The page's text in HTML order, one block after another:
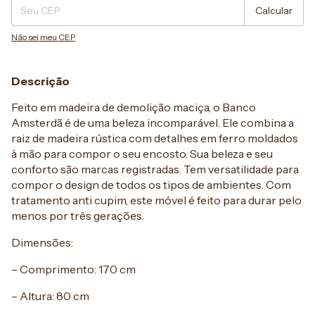
Calcular
Não sei meu CEP
Descrição
Feito em madeira de demolição maciça, o Banco
Amsterdã é de uma beleza incomparável. Ele combina a
raiz de madeira rústica com detalhes em ferro moldados
à mão para compor o seu encosto. Sua beleza e seu
conforto são marcas registradas. Tem versatilidade para
compor o design de todos os tipos de ambientes. Com
tratamento anti cupim, este móvel é feito para durar pelo
menos por três gerações.
Dimensões:
– Comprimento: 170 cm
– Altura: 80 cm